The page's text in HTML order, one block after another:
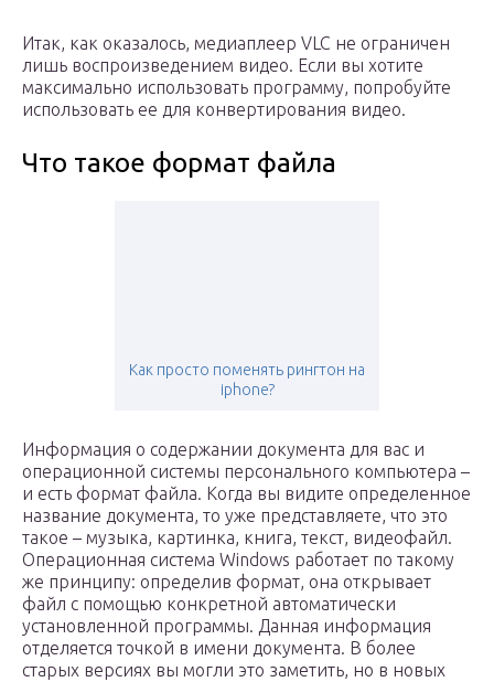
Итак, как оказалось, медиаплеер VLC не ограничен
лишь воспроизведением видео. Если вы хотите
максимально использовать программу, попробуйте
использовать ее для конвертирования видео.
Что такое формат файла
Как просто поменять рингтон на
iphone?
Информация о содержании документа для вас и
операционной системы персонального компьютера –
и есть формат файла. Когда вы видите определенное
название документа, то уже представляете, что это
такое – музыка, картинка, книга, текст, видеофайл.
Операционная система Windows работает по такому
же принципу: определив формат, она открывает
файл с помощью конкретной автоматически
установленной программы. Данная информация
отделяется точкой в имени документа. В более
старых версиях вы могли это заметить, но в новых